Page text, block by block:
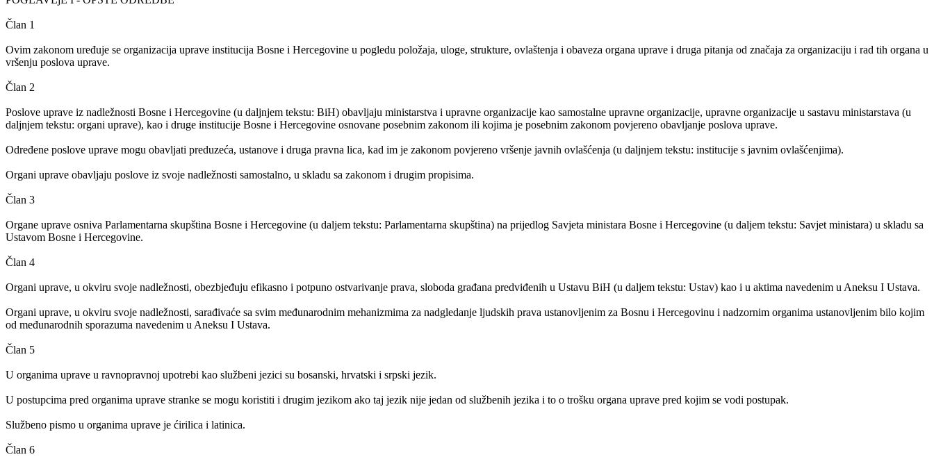
Član 1
Ovim zakonom uređuje se organizacija uprave institucija Bosne i Hercegovine u pogledu položaja, uloge, strukture, ovlaštenja i obaveza organa uprave i druga pitanja od značaja za organizaciju i rad tih organa u
vršenju poslova uprave.
Član 2
Poslove uprave iz nadležnosti Bosne i Hercegovine (u daljnjem tekstu: BiH) obavljaju ministarstva i upravne organizacije kao samostalne upravne organizacije, upravne organizacije u sastavu ministarstava (u
daljnjem tekstu: organi uprave), kao i druge institucije Bosne i Hercegovine osnovane posebnim zakonom ili kojima je posebnim zakonom povjereno obavljanje poslova uprave.
Određene poslove uprave mogu obavljati preduzeća, ustanove i druga pravna lica, kad im je zakonom povjereno vršenje javnih ovlašćenja (u daljnjem tekstu: institucije s javnim ovlašćenjima).
Organi uprave obavljaju poslove iz svoje nadležnosti samostalno, u skladu sa zakonom i drugim propisima.
Član 3
Organe uprave osniva Parlamentarna skupština Bosne i Hercegovine (u daljem tekstu: Parlamentarna skupština) na prijedlog Savjeta ministara Bosne i Hercegovine (u daljem tekstu: Savjet ministara) u skladu sa
Ustavom Bosne i Hercegovine.
Član 4
Organi uprave, u okviru svoje nadležnosti, obezbjeđuju efikasno i potpuno ostvarivanje prava, sloboda građana predviđenih u Ustavu BiH (u daljem tekstu: Ustav) kao i u aktima navedenim u Aneksu I Ustava.
Organi uprave, u okviru svoje nadležnosti, sarađivaće sa svim međunarodnim mehanizmima za nadgledanje ljudskih prava ustanovljenim za Bosnu i Hercegovinu i nadzornim organima ustanovljenim bilo kojim
od međunarodnih sporazuma navedenim u Aneksu I Ustava.
Član 5
U organima uprave u ravnopravnoj upotrebi kao službeni jezici su bosanski, hrvatski i srpski jezik.
U postupcima pred organima uprave stranke se mogu koristiti i drugim jezikom ako taj jezik nije jedan od službenih jezika i to o trošku organa uprave pred kojim se vodi postupak.
Službeno pismo u organima uprave je ćirilica i latinica.
Član 6